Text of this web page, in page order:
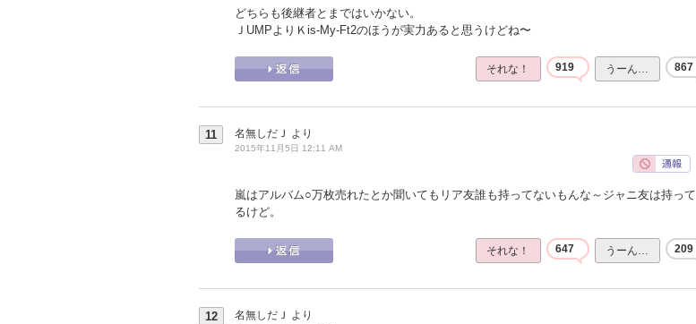
どちらも後継者とまではいかない。
ＪUMPよりＫis-My-Ft2のほうが実力あると思うけどね〜
それな！ 919 うーん… 867
11 名無しだＪ より
2015年11月5日 12:11 AM
嵐はアルバム○万枚売れたとか聞いてもリア友誰も持ってないもんな～ジャニ友は持って
るけど。
それな！ 647 うーん… 209
12 名無しだＪ より